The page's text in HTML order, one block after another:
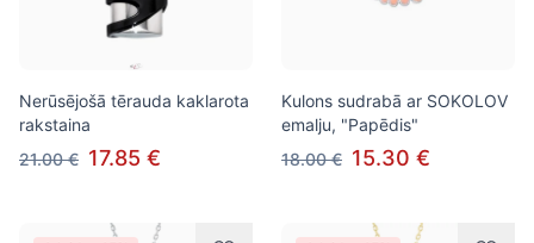
Nerūsējošā tērauda kaklarota
rakstaina
21.00 € 17.85 €
Kulons sudrabā ar SOKOLOV
emalju, "Papēdis"
18.00 € 15.30 €